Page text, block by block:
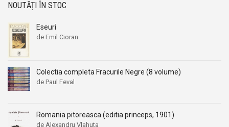
Alexandre Dumas
Alexandre Dumas fiul
Alexandre Koyre
Alexandru Balaci
Alexandru Busuioceanu
Alexandru Elian
Alexandre Dumas
Alexandre Dumas fiul
Alexandre Koyre
Alexandru Balaci
Alexandru Busuioceanu
Alexandru Elian
NOUTĂȚI ÎN STOC
Eseuri
de Emil Cioran
Colectia completa Fracurile Negre (8 volume)
de Paul Feval
Romania pitoreasca (editia princeps, 1901)
de Alexandru Vlahuta